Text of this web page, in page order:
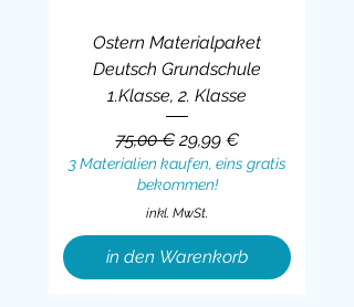
Ostern Materialpaket
Deutsch Grundschule
1.Klasse, 2. Klasse
Standardpreis
75,00 € Sale-Preis
29,99 €
3 Materialien kaufen, eins gratis
bekommen!
inkl. MwSt.
in den Warenkorb